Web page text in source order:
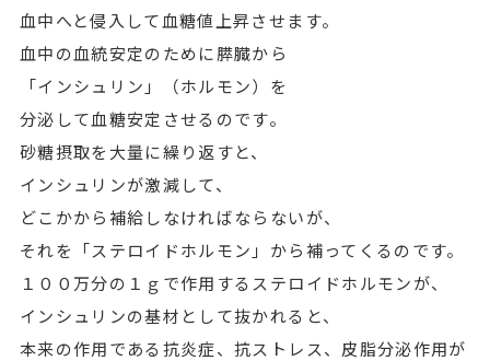
血中へと侵入して血糖値上昇させます。
血中の血統安定のために膵臓から
「インシュリン」（ホルモン）を
分泌して血糖安定させるのです。
砂糖摂取を大量に繰り返すと、
インシュリンが激減して、
どこかから補給しなければならないが、
それを「ステロイドホルモン」から補ってくるのです。
１００万分の１ｇで作用するステロイドホルモンが、
インシュリンの基材として抜かれると、
本来の作用である抗炎症、抗ストレス、皮脂分泌作用が